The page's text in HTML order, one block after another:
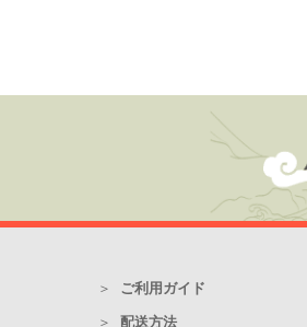
ご利用ガイド
配送方法